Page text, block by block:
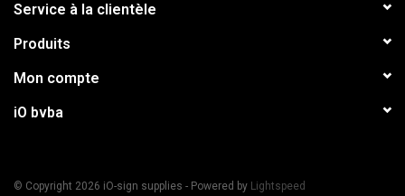
Service à la clientèle
Produits
Mon compte
iO bvba
© Copyright 2026 iO-sign supplies - Powered by Lightspeed